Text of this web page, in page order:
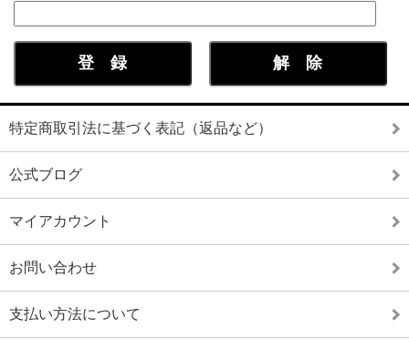
特定商取引法に基づく表記（返品など）
公式ブログ
マイアカウント
お問い合わせ
支払い方法について